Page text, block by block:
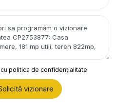
politica de confidențialitate
vizionare